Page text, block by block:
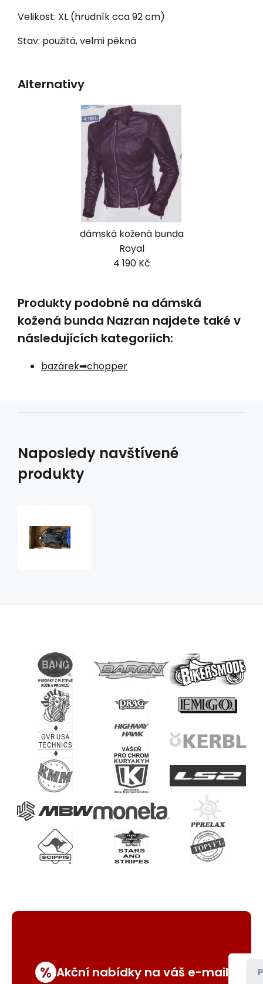
Velikost: XL (hrudník cca 92 cm)
Stav: použitá, velmi pěkná
Alternativy
dámská kožená bunda
Royal
4 190 Kč
Produkty podobné na dámská
kožená bunda Nazran najdete také v
následujících kategoriích:
bazárek chopper
Naposledy navštívené
produkty
% Akční nabídky na váš e-mail